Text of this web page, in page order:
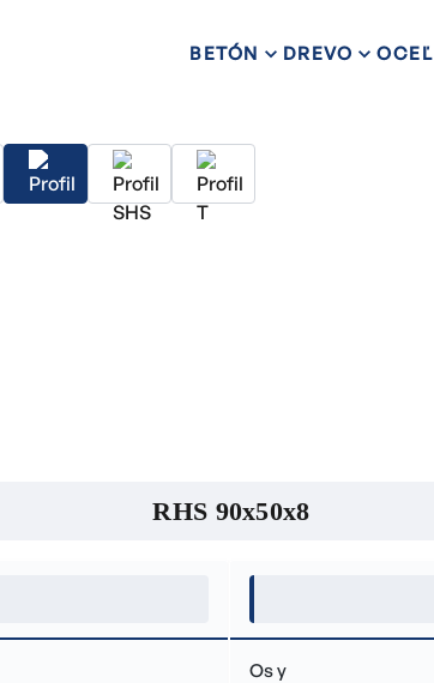
BETÓN DREVO OCEĽ
RHS 90x50x8
Os y